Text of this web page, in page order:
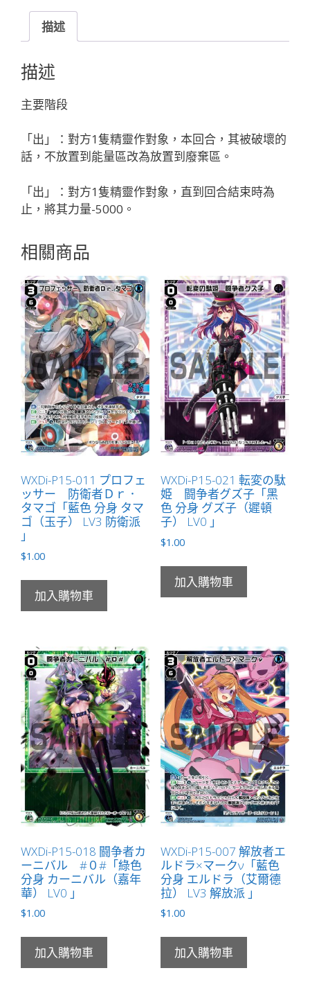
レ//
ー
ク
ス
フ
ィ
ア
「黑
色
輔
助
分
ハ
レ
（離）
LV1
」
數
量
描述
描述
主要階段
「出」：對方1隻精靈作對象，本回合，其被破壞的
話，不放置到能量區改為放置到廢棄區。
「出」：對方1隻精靈作對象，直到回合結束時為
止，將其力量-5000。
相關商品
WXDi-P15-011 プロフェ
ッサー 防衛者Ｄｒ．
タマゴ「藍色 分身 タマ
ゴ（玉子） LV3 防衛派
」
$1.00
加入購物車
WXDi-P15-021 転変の駄
姫 闘争者グズ子「黑
色 分身 グズ子（遲頓
子） LV0 」
$1.00
加入購物車
WXDi-P15-018 闘争者カ
ーニバル #０#「綠色
分身 カーニバル（嘉年
華） LV0 」
$1.00
加入購物車
WXDi-P15-007 解放者エ
ルドラ×マークν「藍色
分身 エルドラ（艾爾德
拉） LV3 解放派 」
$1.00
加入購物車